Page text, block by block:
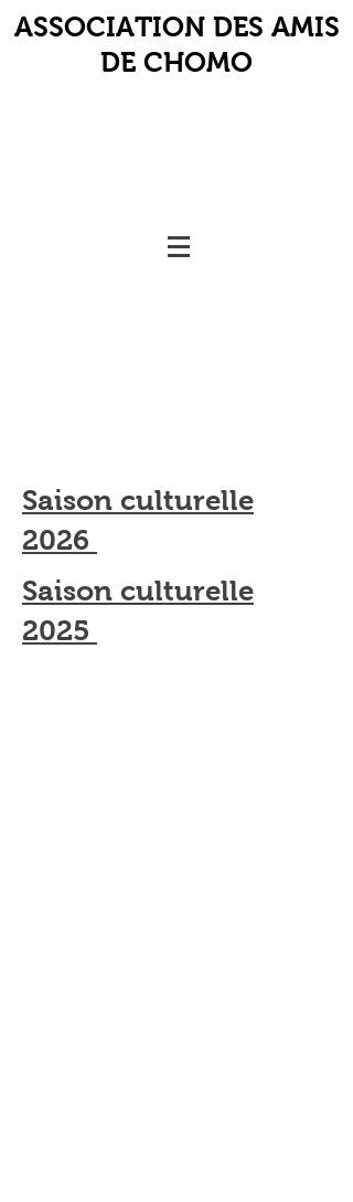
ASSOCIATION DES AMIS
DE CHOMO
Saison culturelle
2026
Saison culturelle
2025